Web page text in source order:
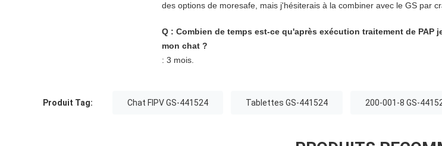
des options de moresafe, mais j'hésiterais à la combiner avec le GS par
Q : Combien de temps est-ce qu'après exécution traitement de
mon chat ?
: 3 mois.
Produit Tag: Chat FIPV GS-441524 Tablettes GS-441524 200-001-8 GS-